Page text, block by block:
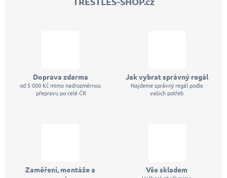
Doprava zdarma
od 5 000 Kč mimo nadrozměrnou
přepravu po celé ČR
Jak vybrat správný regál
Najdeme správný regál podle
vašich potřeb
Zaměření, montáže a
Vše skladem